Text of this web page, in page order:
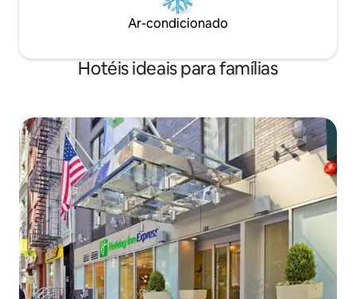
Ar-condicionado
Hotéis ideais para famílias